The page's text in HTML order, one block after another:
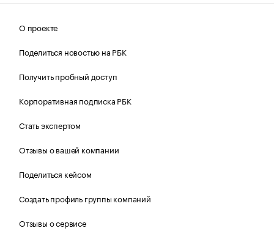
О проекте
Поделиться новостью на РБК
Получить пробный доступ
Корпоративная подписка РБК
Стать экспертом
Отзывы о вашей компании
Поделиться кейсом
Создать профиль группы компаний
Отзывы о сервисе